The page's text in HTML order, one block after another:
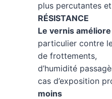
plus percutantes
RÉSISTANCE
Le vernis
particulier contre
de frottements,
d’humidité
cas d’exposition
moins